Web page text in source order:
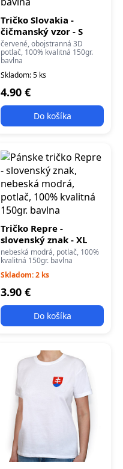
Tričko Slovakia -
čičmanský vzor - S
červené, obojstranná 3D
potlač, 100% kvalitná 150gr.
bavlna
Skladom: 5 ks
4.90 €
Do košíka
Tričko Repre -
slovenský znak - XL
nebeská modrá, potlač, 100%
kvalitná 150gr. bavlna
Skladom: 2 ks
3.90 €
Do košíka